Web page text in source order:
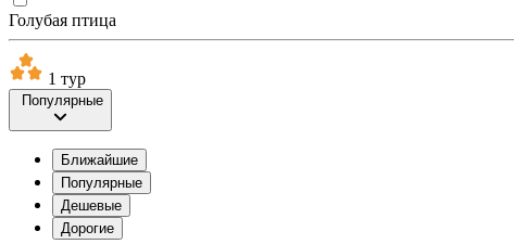
Голубая птица
1 тур
Популярные
Ближайшие
Популярные
Дешевые
Дорогие